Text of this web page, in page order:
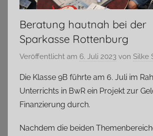
Beratung hautnah bei der
Sparkasse Rottenburg
Veröffentlicht am 6. Juli 2023 von Silke
Die Klasse 9B führte am 6. Juli im
Unterrichts in BwR ein Projekt zur
Finanzierung durch.
Nachdem die beiden